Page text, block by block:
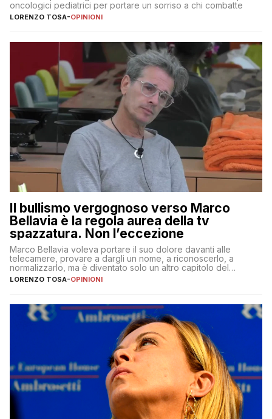
oncologici pediatrici per portare un sorriso a chi combatte
LORENZO TOSA-OPINIONI
Il bullismo vergognoso verso Marco
Bellavia è la regola aurea della tv
spazzatura. Non l’eccezione
Marco Bellavia voleva portare il suo dolore davanti alle
telecamere, provare a dargli un nome, a riconoscerlo, a
normalizzarlo, ma è diventato solo un altro capitolo del
copione
LORENZO TOSA-OPINIONI